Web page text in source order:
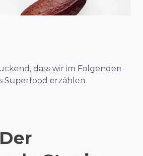
dass wir im Folgenden
Superfood erzählen.